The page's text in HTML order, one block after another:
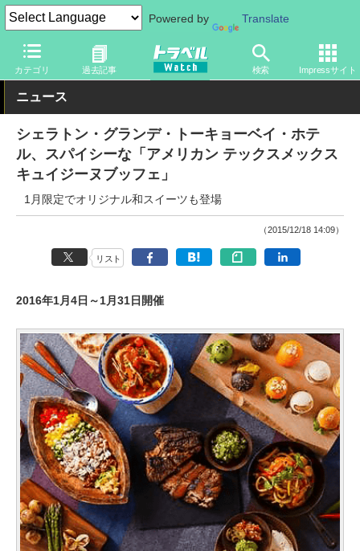
Powered by Translate
カテゴリ 過去記事 検索 Impressサイト
トラベル Watch 旅の情報 ホテル・旅館 その他
ニュース
シェラトン・グランデ・トーキョーベイ・ホテ
ル、スパイシーな「アメリカン テックスメックス
キュイジーヌブッフェ」
1月限定でオリジナル和スイーツも登場
（2015/12/18 14:09）
リスト
2016年1月4日～1月31日開催